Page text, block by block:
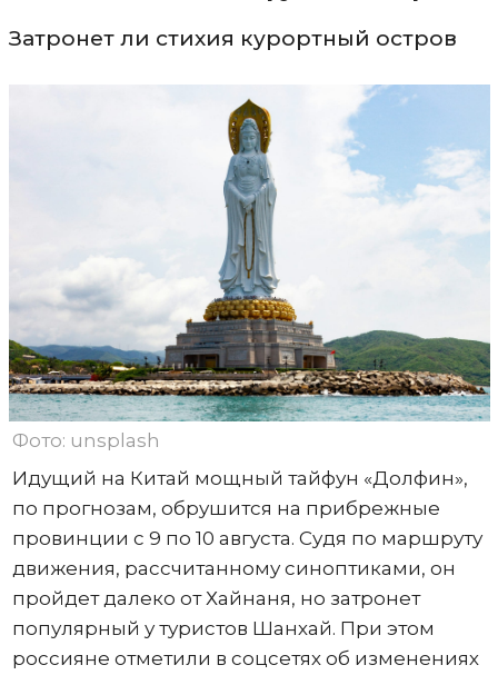
Затронет ли стихия курортный остров
Фото: unsplash
Идущий на Китай мощный тайфун «Долфин»,
по прогнозам, обрушится на прибрежные
провинции с 9 по 10 августа. Судя по маршруту
движения, рассчитанному синоптиками, он
пройдет далеко от Хайнаня, но затронет
популярный у туристов Шанхай. При этом
россияне отметили в соцсетях об изменениях